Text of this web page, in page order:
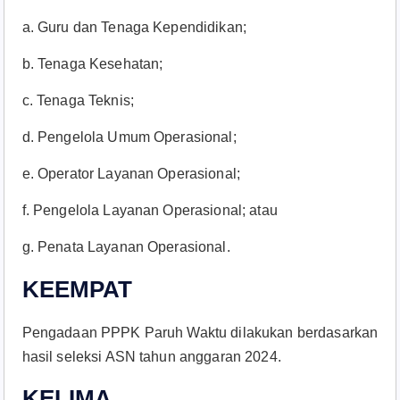
a. Guru dan Tenaga Kependidikan;
b. Tenaga Kesehatan;
c. Tenaga Teknis;
d. Pengelola Umum Operasional;
e. Operator Layanan Operasional;
f. Pengelola Layanan Operasional; atau
g. Penata Layanan Operasional.
KEEMPAT
Pengadaan PPPK Paruh Waktu dilakukan berdasarkan
hasil seleksi ASN tahun anggaran 2024.